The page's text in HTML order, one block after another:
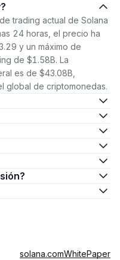
de consenso de
- PoH) y prueba de
para mejorar el
Se puede utilizar para
con los
como política
usuario puede unirse a
de SOL
principales criptomonedas
con mayor
trading actual de Solana
24 horas, el precio ha
y un máximo de
de $1.58B. La
es de $43.08B,
global de criptomonedas.
solana.comWhitePaper